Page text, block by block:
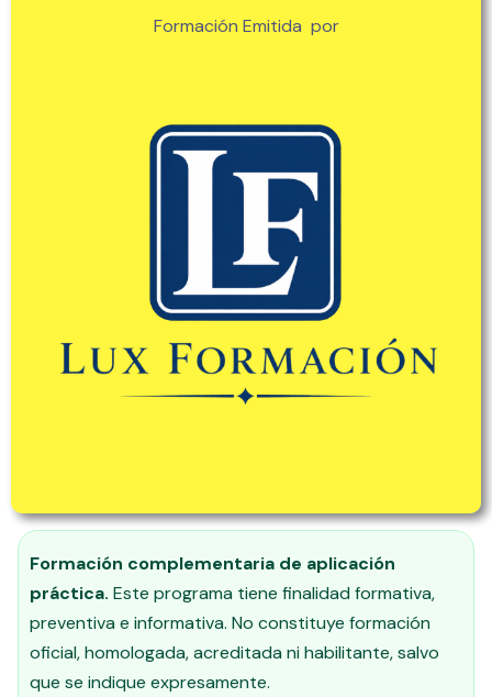
Formación Emitida por
Formación complementaria de aplicación
práctica. Este programa tiene finalidad formativa,
preventiva e informativa. No constituye formación
oficial, homologada, acreditada ni habilitante, salvo
que se indique expresamente.